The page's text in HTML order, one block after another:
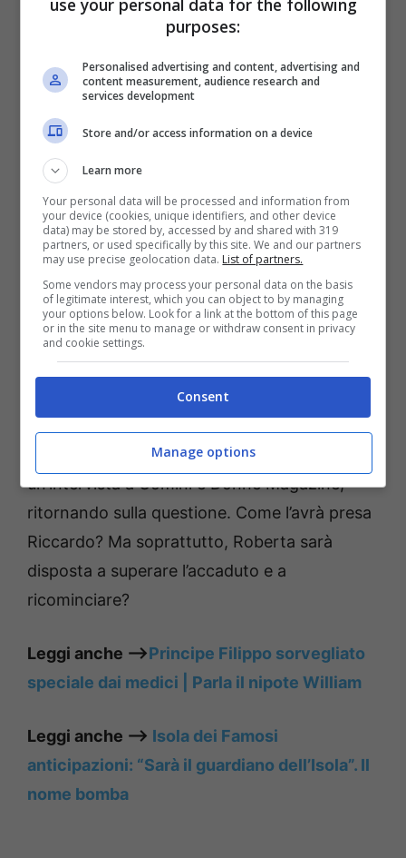
La dama di Cassino ha messo in discussione
l’interesse che il bel Guarnieri dice di provare
nei suoi riguardi, lamentando una certa
freddezza e indisponibilità del cavaliere.
Roberta, inoltre ha spiegato che, agli albori
della loro storia Riccardo era molto
passionale, cosa che l’ha indotta a pensare
che il cavaliere abbia perso l’attrazione che
Nel frattempo, la dama ha rilasciato
un’intervista a Uomini e Donne Magazine,
ritornando sulla questione. Come l’avrà presa
Riccardo? Ma soprattutto, Roberta sarà
disposta a superare l’accaduto e a
ricominciare?
Leggi anche —–>Principe Filippo sorvegliato
speciale dai medici | Parla il nipote William
Leggi anche —–> Isola dei Famosi
anticipazioni: “Sarà il guardiano dell’Isola”. Il
nome bomba
use your personal data for the following
purposes:
Personalised advertising and content, advertising and
content measurement, audience research and
services development
Store and/or access information on a device
Learn more
Your personal data will be processed and information from
your device (cookies, unique identifiers, and other device
data) may be stored by, accessed by and shared with 319
partners, or used specifically by this site. We and our partners
may use precise geolocation data. List of partners.
Some vendors may process your personal data on the basis
of legitimate interest, which you can object to by managing
your options below. Look for a link at the bottom of this page
or in the site menu to manage or withdraw consent in privacy
and cookie settings.
Consent
Manage options